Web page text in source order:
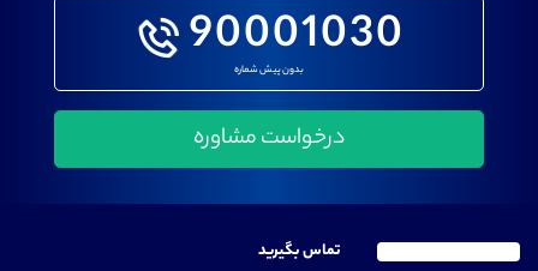
90001030
بدون پیش شماره
تماس بگیرید